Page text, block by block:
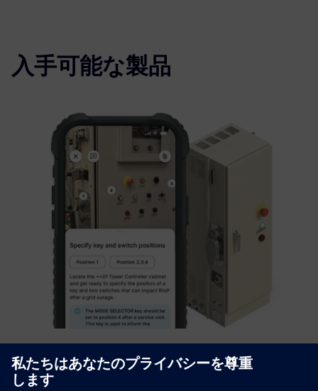
入手可能な製品
FLOW TOOL® AI Operator Assistant
Augmented IndustriesのFLOW TOOLは、オペレーターや